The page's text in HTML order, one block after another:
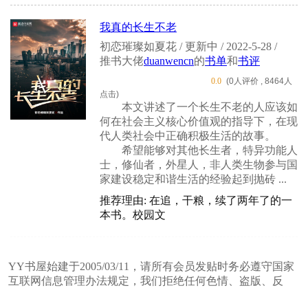
我真的长生不老
初恋璀璨如夏花 / 更新中 / 2022-5-28 /
推书大佬duanwencn的书单和书评
0.0 (0人评价 , 8464人
点击)
本文讲述了一个长生不老的人应该如
何在社会主义核心价值观的指导下，在现
代人类社会中正确积极生活的故事。
希望能够对其他长生者，特异功能人
士，修仙者，外星人，非人类生物参与国
家建设稳定和谐生活的经验起到抛砖 ...
推荐理由: 在追，干粮，续了两年了的一
本书。校园文
YY书屋始建于2005/03/11，请所有会员发贴时务必遵守国家
互联网信息管理办法规定，我们拒绝任何色情、盗版、反